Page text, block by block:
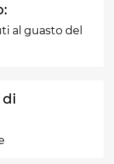
al guasto del